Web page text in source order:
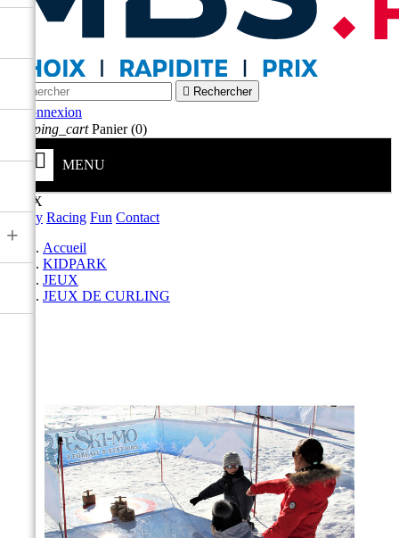
 Rechercher
 Connexion
shopping_cart Panier (0)
MENU
+
JEUX
Safety Racing Fun Contact
Accueil
KIDPARK
JEUX
JEUX DE CURLING